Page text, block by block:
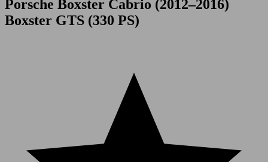
Porsche Boxster Cabrio (2012–2016)
Boxster GTS (330 PS)